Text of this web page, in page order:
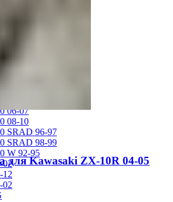
90-95
01-03
11-16
SRAD 97-00
00-03
06-07
08-10
SRAD 96-97
SRAD 98-99
W 92-95
02
12
02
для Kawasaki ZX-10R 04-05